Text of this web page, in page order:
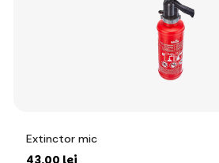
Extinctor mic
43,00 lei